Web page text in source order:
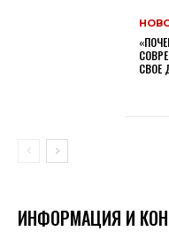
СВОЕ
ИНФОРМАЦИЯ И